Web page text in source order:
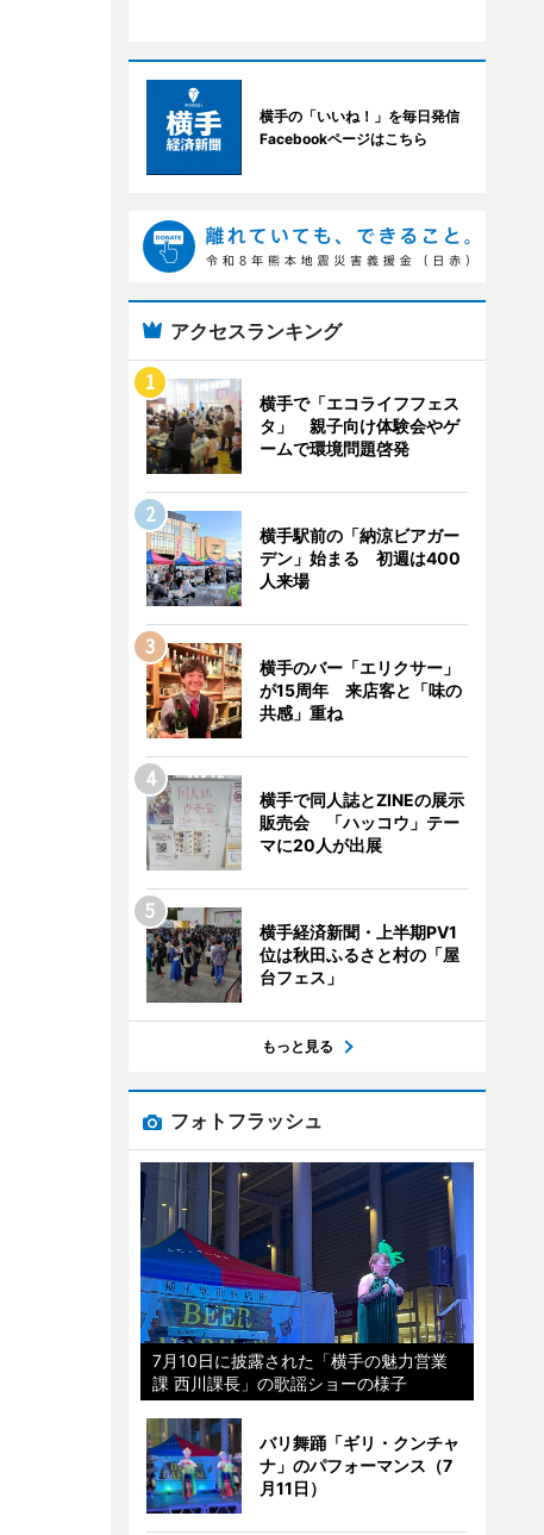
横手の「いいね！」を毎日発信
Facebookページはこちら
アクセスランキング
横手で「エコライフフェス
タ」 親子向け体験会やゲ
ームで環境問題啓発
横手駅前の「納涼ビアガー
デン」始まる 初週は400
人来場
横手のバー「エリクサー」
が15周年 来店客と「味の
共感」重ね
横手で同人誌とZINEの展示
販売会 「ハッコウ」テー
マに20人が出展
横手経済新聞・上半期PV1
位は秋田ふるさと村の「屋
台フェス」
もっと見る
フォトフラッシュ
7月10日に披露された「横手の魅力営業
課 西川課長」の歌謡ショーの様子
バリ舞踊「ギリ・クンチャ
ナ」のパフォーマンス（7
月11日）